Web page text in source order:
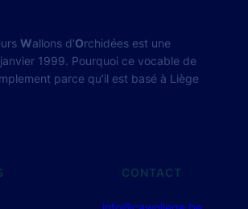
Wallons d’Orchidées est une
1999. Pourquoi ce vocable de
parce qu’il est basé à Liège
CONTACT